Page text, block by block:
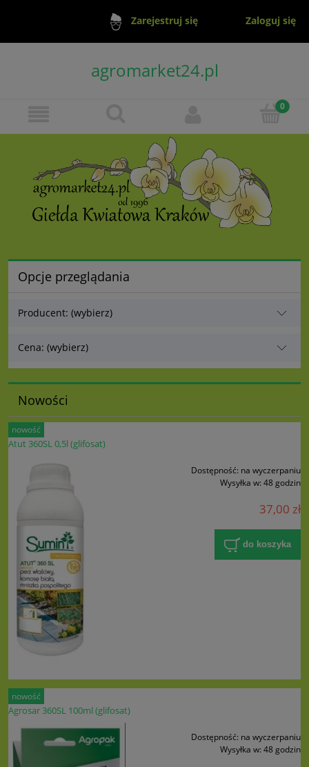
Zarejestruj się Zaloguj się
agromarket24.pl
Opcje przeglądania
Producent: (wybierz)
Cena: (wybierz)
Nowości
Atut 360SL 0,5l (glifosat)
Dostępność: na wyczerpaniu
Wysyłka w: 48 godzin
37,00 zł
do koszyka
nowość
Agrosar 360SL 100ml (glifosat)
Dostępność: na wyczerpaniu
Wysyłka w: 48 godzin
nowość